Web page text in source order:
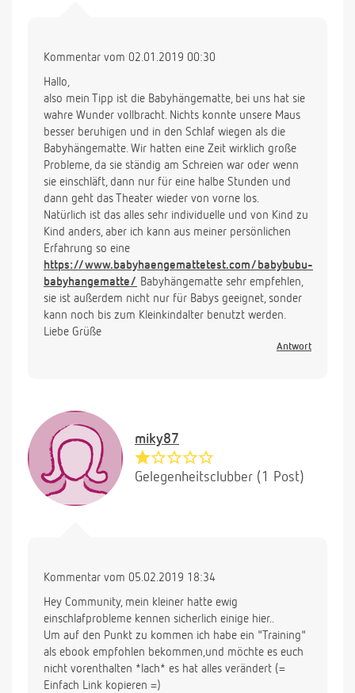
Kommentar vom 02.01.2019 00:30
Hallo,
also mein Tipp ist die Babyhängematte, bei uns hat sie
wahre Wunder vollbracht. Nichts konnte unsere Maus
besser beruhigen und in den Schlaf wiegen als die
Babyhängematte. Wir hatten eine Zeit wirklich große
Probleme, da sie ständig am Schreien war oder wenn
sie einschläft, dann nur für eine halbe Stunden und
dann geht das Theater wieder von vorne los.
Natürlich ist das alles sehr individuelle und von Kind zu
Kind anders, aber ich kann aus meiner persönlichen
Erfahrung so eine
https://www.babyhaengemattetest.com/babybubu-
babyhangematte/ Babyhängematte sehr empfehlen,
sie ist außerdem nicht nur für Babys geeignet, sonder
kann noch bis zum Kleinkindalter benutzt werden.
Liebe Grüße
Antwort
miky87
Gelegenheitsclubber (1 Post)
Kommentar vom 05.02.2019 18:34
Hey Community, mein kleiner hatte ewig
einschlafprobleme kennen sicherlich einige hier..
Um auf den Punkt zu kommen ich habe ein "Training"
als ebook empfohlen bekommen,und möchte es euch
nicht vorenthalten *lach* es hat alles verändert (=
Einfach Link kopieren =)